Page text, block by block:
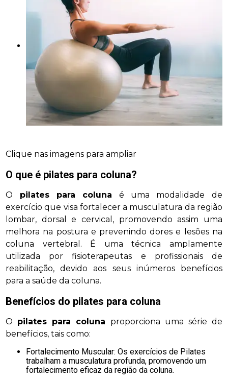
Clique nas imagens para ampliar
O que é pilates para coluna?
O pilates para coluna é uma modalidade de
exercício que visa fortalecer a musculatura da região
lombar, dorsal e cervical, promovendo assim uma
melhora na postura e prevenindo dores e lesões na
coluna vertebral. É uma técnica amplamente
utilizada por fisioterapeutas e profissionais de
reabilitação, devido aos seus inúmeros benefícios
para a saúde da coluna.
Benefícios do pilates para coluna
O pilates para coluna proporciona uma série de
benefícios, tais como:
Fortalecimento Muscular: Os exercícios de Pilates
trabalham a musculatura profunda, promovendo um
fortalecimento eficaz da região da coluna.